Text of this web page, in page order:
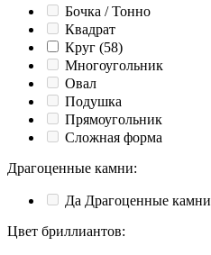
Бочка / Тонно
Квадрат
Круг (58)
Многоугольник
Овал
Подушка
Прямоугольник
Сложная форма
Драгоценные камни:
Да Драгоценные камни
Цвет бриллиантов: